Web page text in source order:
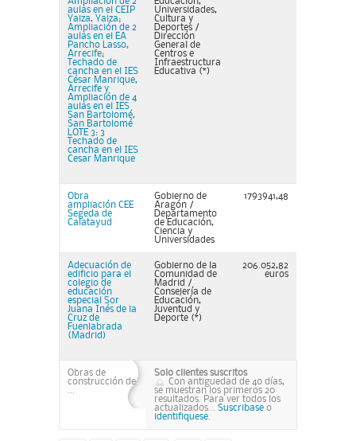
aulas en el CEIP
Yaiza, Yaiza;
Ampliación de 2
aulas en el EA
Pancho Lasso,
Arrecife;
Techado de
cancha en el IES
César Manrique,
Arrecife y
Ampliación de 4
aulas en el IES
San Bartolomé,
San Bartolomé
LOTE 3: 3
Techado de
cancha en el IES
Cesar Manrique
Universidades,
Cultura y
Deportes /
Dirección
General de
Centros e
Infraestructura
Educativa (*)
Obra
ampliación CEE
Segeda de
Calatayud
Gobierno de
Aragón /
Departamento
de Educación,
Ciencia y
Universidades
1793941,48
Adecuación de
edificio para el
colegio de
educación
especial Sor
Juana Inés de la
Cruz de
Fuenlabrada
(Madrid)
Gobierno de la
Comunidad de
Madrid /
Consejería de
Educación,
Juventud y
Deporte (*)
206.052,82
euros
Obras de
construcción de
Solo clientes suscritos
Con antiguedad de 40 días,
se muestran los primeros 20
resultados. Para ver todos los
actualizados... Suscribase o
identifiquese.